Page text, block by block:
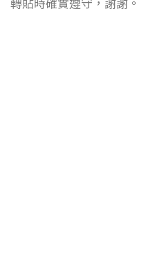
轉貼時確實遵守，謝謝。